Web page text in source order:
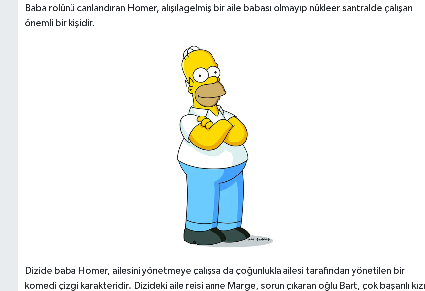
Baba rolünü canlandıran Homer, alışılagelmiş bir aile babası olmayıp nükleer santralde çalışan
önemli bir kişidir.
Dizide baba Homer, ailesini yönetmeye çalışsa da çoğunlukla ailesi tarafından yönetilen bir
komedi çizgi karakteridir. Dizideki aile reisi anne Marge, sorun çıkaran oğlu Bart, çok başarılı kızı